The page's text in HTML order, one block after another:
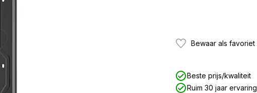
Bewaar als favoriet
Beste prijs/kwaliteit
Ruim 30 jaar ervaring